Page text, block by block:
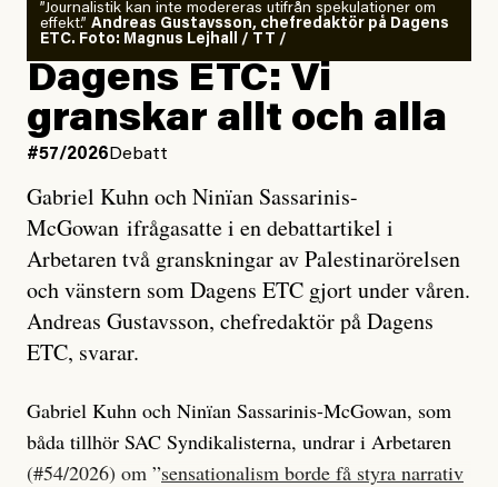
”Journalistik kan inte modereras utifrån spekulationer om
effekt.” Andreas Gustavsson, chefredaktör på Dagens
ETC. Foto: Magnus Lejhall / TT /
Dagens ETC: Vi
granskar allt och alla
#57/2026Debatt
Gabriel Kuhn och Ninïan Sassarinis-
McGowan ifrågasatte i en debattartikel i
Arbetaren två granskningar av Palestinarörelsen
och vänstern som Dagens ETC gjort under våren.
Andreas Gustavsson, chefredaktör på Dagens
ETC, svarar.
Gabriel Kuhn och Ninïan Sassarinis-McGowan, som
båda tillhör SAC Syndikalisterna, undrar i Arbetaren
(#54/2026) om ”sensationalism borde få styra narrativ